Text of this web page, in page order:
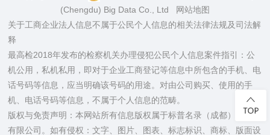
(Chengdu) Big Data Co., Ltd
网站地图
关于工商企业法人信息不属于公民个人信息的相关法律法规及司法解
释
最高检2018年发布的检察机关办理侵犯公民个人信息案件指引：公
机公用，私机私用，即对于企业工商登记等信息中所包含的手机、电
话号码等信息，应当明确该号码的用途。对由公司购买、使用的手
机、电话号码等信息，不属于个人信息的范畴。
版权与免责声明：本网站所有信息版权属于标普名录（成都）大数据
有限公司。如有侵权：文字、图片、图表、标志标识、商标、版面设